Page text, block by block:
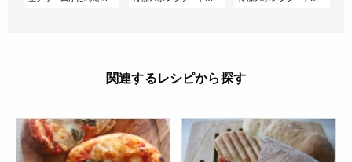
関連するレシピから探す